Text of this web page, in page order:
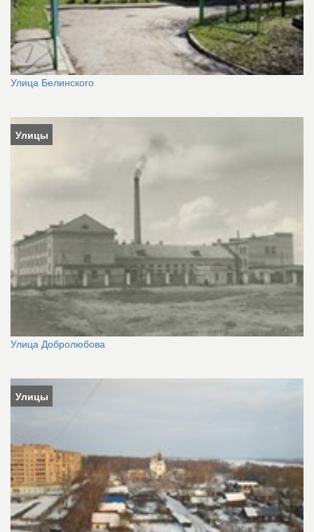
Улица Белинского
Улицы
Улица Добролюбова
Улицы